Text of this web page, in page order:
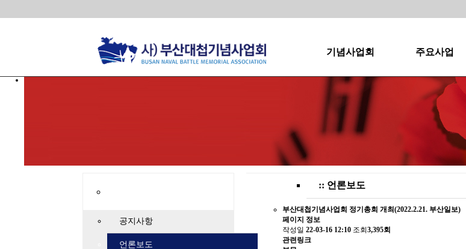
기념사업회 주요사업
공지사항
언론보도
:: 언론보도
부산대첩기념사업회 정기총회 개최(2022.2.21. 부산일보)
페이지 정보
작성일 22-03-16 12:10 조회 3,395회
관련링크